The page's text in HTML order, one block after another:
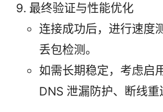
最终验证与性能优化
连接成功后，进行速度
丢包检测。
如需长期稳定，考虑启
DNS 泄漏防护、断线重